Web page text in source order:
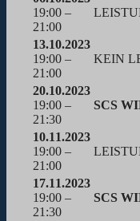
19:00 –
21:00
13.10.2023
19:00 –
21:00
KEIN
20.10.2023
19:00 –
21:30
SCS
10.11.2023
19:00 –
21:00
17.11.2023
19:00 –
21:30
SCS